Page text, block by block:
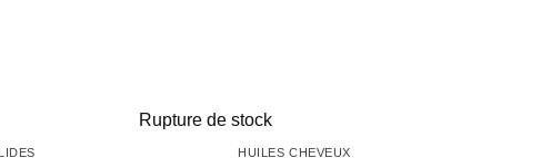
+
Rupture de stock
HUILES CHEVEUX